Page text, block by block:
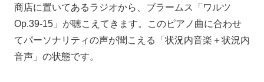
商店に置いてあるラジオから、ブラームス「ワルツ
Op.39-15」が聴こえてきます。このピアノ曲に合わせ
てパーソナリティの声が聞こえる「状況内音楽＋状況内
音声」の状態です。